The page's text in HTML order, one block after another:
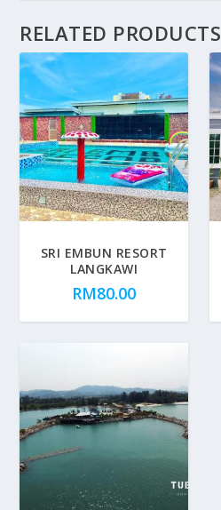
RELATED PRODUCTS
SRI EMBUN RESORT
LANGKAWI
RM80.00